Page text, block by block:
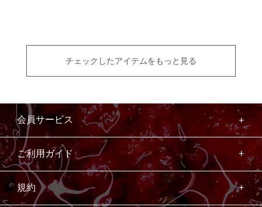
チェックしたアイテムをもっと見る
会員サービス
ご利用ガイド
規約